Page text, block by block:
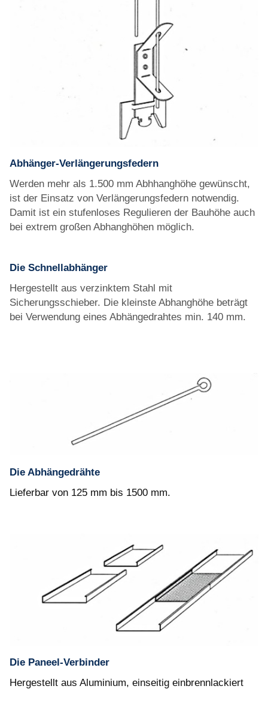
Abhänger-Verlängerungsfedern
Werden mehr als 1.500 mm Abhhanghöhe gewünscht,
ist der Einsatz von Verlängerungsfedern notwendig.
Damit ist ein stufenloses Regulieren der Bauhöhe auch
bei extrem großen Abhanghöhen möglich.
Die Schnellabhänger
Hergestellt aus verzinktem Stahl mit
Sicherungsschieber. Die kleinste Abhanghöhe beträgt
bei Verwendung eines Abhängedrahtes min. 140 mm.
Die Abhängedrähte
Lieferbar von 125 mm bis 1500 mm.
Die Paneel-Verbinder
Hergestellt aus Aluminium, einseitig einbrennlackiert